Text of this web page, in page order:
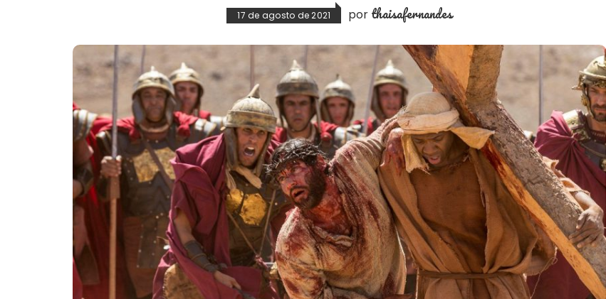
17 de agosto de 2021 por thaisafernandes